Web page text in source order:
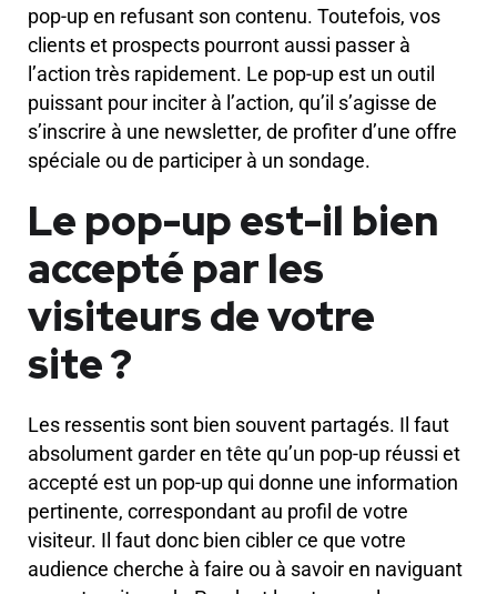
pop-up en refusant son contenu. Toutefois, vos
clients et prospects pourront aussi passer à
l’action très rapidement. Le pop-up est un outil
puissant pour inciter à l’action, qu’il s’agisse de
s’inscrire à une newsletter, de profiter d’une offre
spéciale ou de participer à un sondage.
Le pop-up est-il bien
accepté par les
visiteurs de votre
site ?
Les ressentis sont bien souvent partagés. Il faut
absolument garder en tête qu’un pop-up réussi et
accepté est un pop-up qui donne une information
pertinente, correspondant au profil de votre
visiteur. Il faut donc bien cibler ce que votre
audience cherche à faire ou à savoir en naviguant